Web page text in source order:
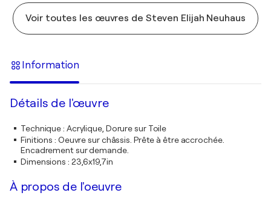
Voir toutes les œuvres de Steven Elijah Neuhaus
Information
Détails de l'œuvre
Technique: Acrylique, Dorure sur Toile
Finitions : Oeuvre sur châssis. Prête à être accrochée.
Encadrement sur demande.
Dimensions : 23,6x19,7in
À propos de l'oeuvre